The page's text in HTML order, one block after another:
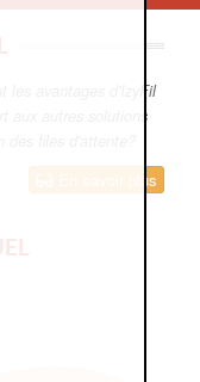
les avantages d'IzyFil
aux autres solutions
En savoir plus